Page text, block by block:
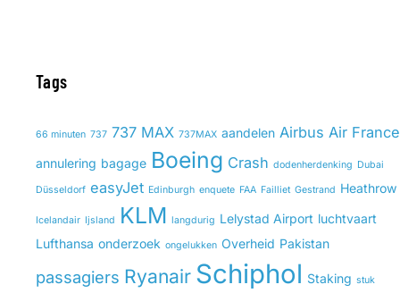
Tags
66 minuten 737 737 MAX 737MAX aandelen Airbus Air France
annulering bagage Boeing Crash dodenherdenking Dubai
Düsseldorf easyJet Edinburgh enquete FAA Failliet Gestrand Heathrow
Icelandair Ijsland KLM langdurig Lelystad Airport luchtvaart
Lufthansa onderzoek ongelukken Overheid Pakistan
passagiers Ryanair Schiphol Staking stuk